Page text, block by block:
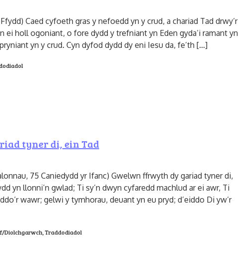
Caed cyfoeth gras y nefoedd yn y crud, a chariad Tad drwy’r
ei holl ogoniant, o fore dydd y trefniant yn Eden gyda’i ramant yn
yn y crud. Cyn dyfod dydd dy eni Iesu da, fe’th […]
tyner di, ein Tad
75 Caniedydd yr Ifanc) Gwelwn ffrwyth dy gariad tyner di,
yn llonni’n gwlad; Ti sy’n dwyn cyfaredd machlud ar ei awr, Ti
wawr; gelwi y tymhorau, deuant yn eu pryd; d’eiddo Di yw’r
Diolchgarwch, Traddodiadol